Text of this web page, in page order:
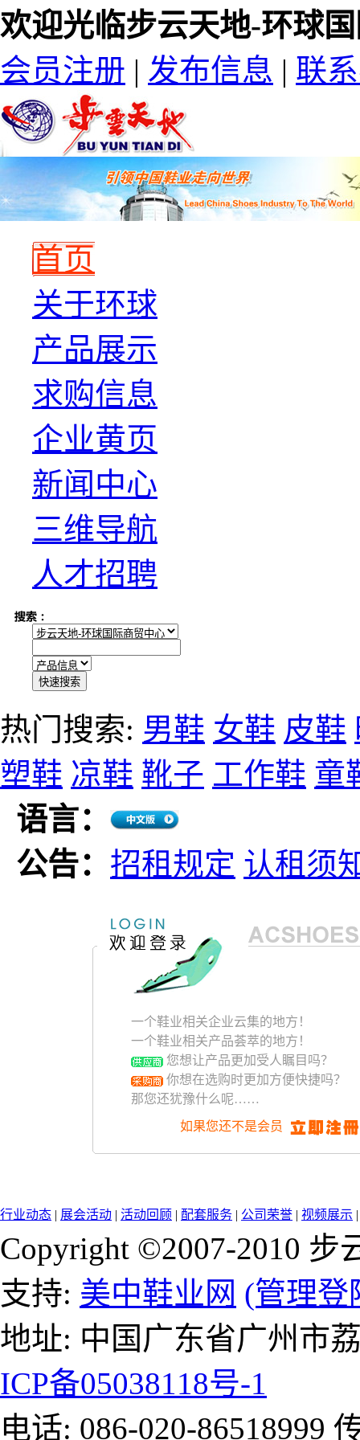
欢迎光临步云天地-环球
会员注册 | 发布信息 | 联
首页
关于环球
产品展示
求购信息
企业黄页
新闻中心
三维导航
人才招聘
热门搜索: 男鞋 女鞋 皮鞋
塑鞋 凉鞋 靴子 工作鞋 童
语言：
公告： 招租规定 认租须
一个鞋业相关企业云集的地方！
一个鞋业相关产品荟萃的地方！
您想让产品更加受人瞩目吗？
你想在选购时更加方便快捷吗？
那您还犹豫什么呢……
如果您还不是会员
行业动态 | 展会活动 | 活动回顾 | 配套服务 | 公司荣誉 | 视频展示
Copyright ©2007-2010
支持: 美中鞋业网 (管理登
地址: 中国广东省广州市
ICP备05038118号-1
电话: 086-020-86518999